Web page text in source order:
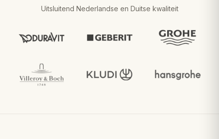
Uitsluitend Nederlandse en Duitse kwaliteit